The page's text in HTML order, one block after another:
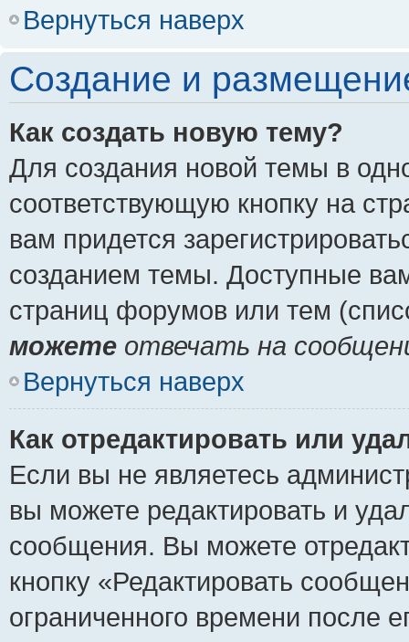
Вернуться наверх
Создание и
Как создать новую тему?
Для создания новой темы в
соответствующую кнопку на
вам придется
созданием темы. Доступные
страниц форумов или тем
можете отвечать на
Вернуться наверх
Как отредактировать или
Если вы не являетесь
вы можете редактировать и
сообщения. Вы можете
кнопку «Редактировать
ограниченного времени после